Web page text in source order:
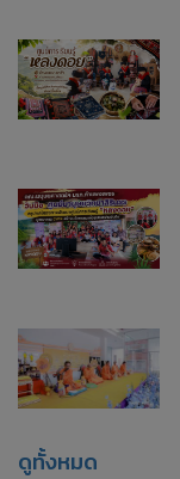
ดูทั้งหมด